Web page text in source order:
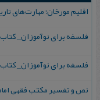
اقلیم مورخان؛ مهارت‌های
فلسفه برای نوآموزان_
فلسفه برای نوآموزان_
نص و تفسیر مکتب فقهی